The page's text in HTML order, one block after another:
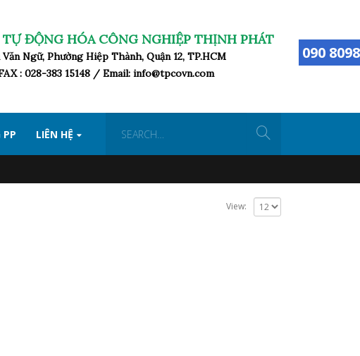
ĐỘNG HÓA CÔNG NGHIỆP THỊNH PHÁT
Ngữ, Phường Hiệp Thành, Quận 12, TP.HCM
: 028-383 15148 / Email: info@tpcovn.com
090
PP LIÊN HỆ
View: